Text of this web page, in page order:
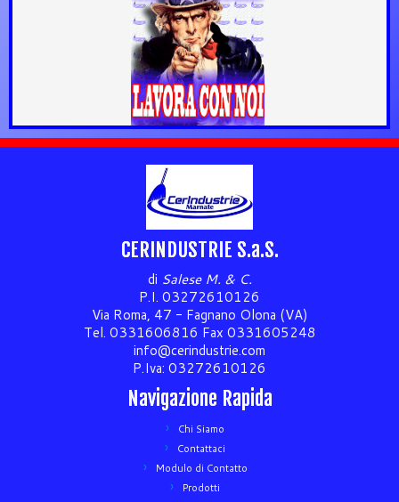
CERINDUSTRIE S.a.S.
di Salese M. & C.
P.I. 03272610126
Via Roma, 47 - Fagnano Olona (VA)
Tel. 0331606816 Fax 0331605248
info@cerindustrie.com
P.Iva: 03272610126
Navigazione Rapida
Chi Siamo
Contattaci
Modulo di Contatto
Prodotti